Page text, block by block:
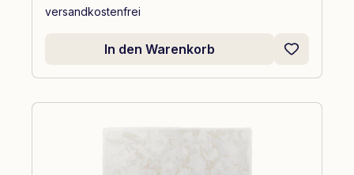
versandkostenfrei
In den Warenkorb